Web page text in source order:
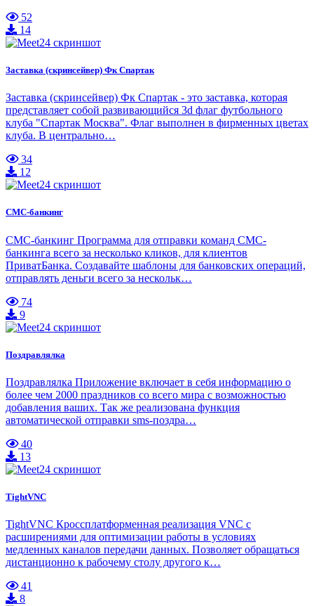
52
14
Заставка (скринсейвер) Фк Спартак
Заставка (скринсейвер) Фк Спартак - это заставка, которая
представляет собой развивающийся 3d флаг футбольного
клуба "Спартак Москва". Флаг выполнен в фирменных цветах
клуба. В центрально…
34
12
СМС-банкинг
СМС-банкинг Программа для отправки команд СМС-
банкинга всего за несколько кликов, для клиентов
ПриватБанка. Создавайте шаблоны для банковских операций,
отправлять деньги всего за нескольк…
74
9
Поздравлялка
Поздравлялка Приложение включает в себя информацию о
более чем 2000 праздников со всего мира с возможностью
добавления ваших. Так же реализована функция
автоматической отправки sms-поздра…
40
13
TightVNC
TightVNC Кроссплатформенная реализация VNC с
расширениями для оптимизации работы в условиях
медленных каналов передачи данных. Позволяет обращаться
дистанционно к рабочему столу другого к…
41
8